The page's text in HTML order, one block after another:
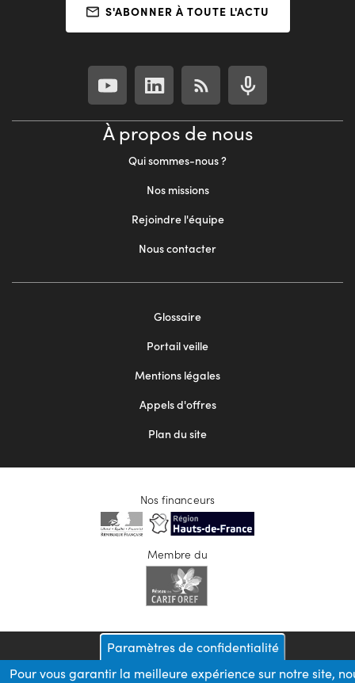
S'ABONNER À TOUTE L'ACTU
À propos de nous
Qui sommes-nous ?
Nos missions
Rejoindre l'équipe
Nous contacter
Glossaire
Portail veille
Mentions légales
Appels d'offres
Plan du site
Nos financeurs
Membre du
Paramètres de confidentialité
Pour vous garantir la meilleure expérience sur notre site,